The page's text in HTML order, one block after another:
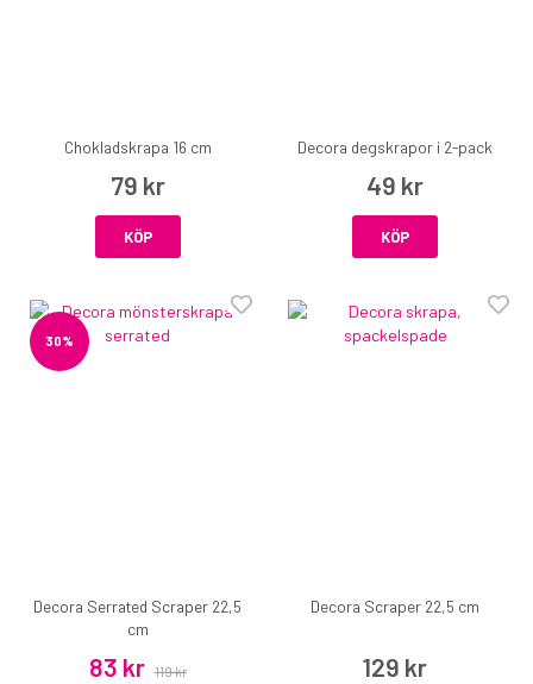
Chokladskrapa 16 cm
79 kr
KÖP
Decora degskrapor i 2-pack
49 kr
KÖP
30%
Decora Serrated Scraper 22,5
cm
83 kr 119 kr
Decora Scraper 22,5 cm
129 kr